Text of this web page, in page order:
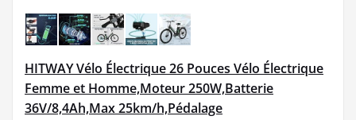
HITWAY Vélo Électrique 26 Pouces Vélo Électrique
Femme et Homme,Moteur 250W,Batterie
36V/8,4Ah,Max 25km/h,Pédalage